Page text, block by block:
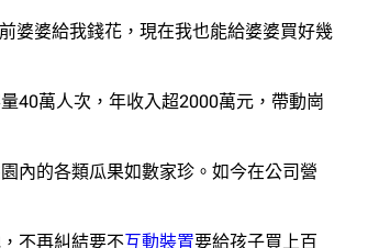
婆婆給我錢花，現在我也能給婆婆買好幾
40萬人次，年收入超2000萬元，帶動崗
內的各類瓜果如數家珍。如今在公司營
不再糾結要不互動裝置要給孩子買上百